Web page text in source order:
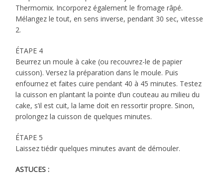
Thermomix. Incorporez également le fromage râpé.
Mélangez le tout, en sens inverse, pendant 30 sec, vitesse
2.
ÉTAPE 4
Beurrez un moule à cake (ou recouvrez-le de papier
cuisson). Versez la préparation dans le moule. Puis
enfournez et faites cuire pendant 40 à 45 minutes. Testez
la cuisson en plantant la pointe d’un couteau au milieu du
cake, s’il est cuit, la lame doit en ressortir propre. Sinon,
prolongez la cuisson de quelques minutes.
ÉTAPE 5
Laissez tiédir quelques minutes avant de démouler.
ASTUCES :